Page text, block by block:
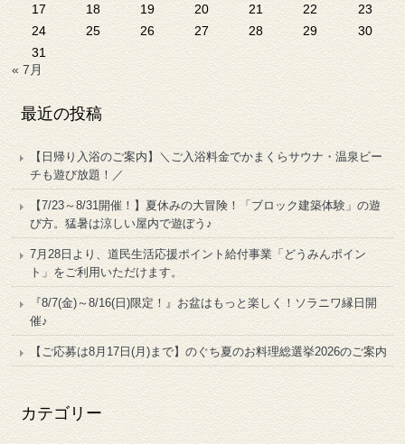
17
18 19 20 21 22
23
24
25 26 27 28 29
30
31
« 7月
最近の投稿
【日帰り入浴のご案内】＼ご入浴料金でかまくらサウナ・温泉ビー
チも遊び放題！／
【7/23～8/31開催！】夏休みの大冒険！「ブロック建築体験」の遊
び方。猛暑は涼しい屋内で遊ぼう♪
7月28日より、道民生活応援ポイント給付事業「どうみんポイン
ト」をご利用いただけます。
『8/7(金)～8/16(日)限定！』お盆はもっと楽しく！ソラニワ縁日開
催♪
【ご応募は8月17日(月)まで】のぐち夏のお料理総選挙2026のご案内
カテゴリー